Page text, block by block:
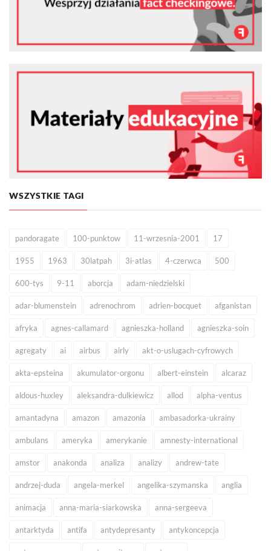
WSZYSTKIE TAGI
pandoragate 100-punktow 11-wrzesnia-2001 17
1955 1963 30latpah 3i-atlas 4-czerwca 500
600-tys 9-11 aborcja adam-niedzielski
adar-blumenstein adrenochrom adrien-bocquet afganistan
afryka agnes-callamard agnieszka-holland agnieszka-soin
agregaty ai airbus airly akt-o-uslugach-cyfrowych
akta-epsteina akumulator-orgonu albert-einstein alcaraz
aldous-huxley aleksandra-dulkiewicz allod alpha-ventus
amantadyna amazon amazonia ambasadorka-ukrainy
ambulans ameryka amerykanie amnesty-international
amstor anakonda analiza analizy andrew-tate
andrzej-duda angela-merkel angelika-szymanska anglia
animacja anna-maria-siarkowska anna-sergeeva
antarktyda antifa antydepresanty antykoncepcja